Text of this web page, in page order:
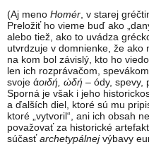
(Aj meno Homér , v starej
Preložiť ho vieme buď ako
alebo tiež, ako to uvádza
utvrdzuje v domnienke, že ako
na kom bol závislý, kto ho
len ich rozprávačom,
svoje άοιδή, ώδή – ódy, spevy,
Sporná je však i jeho
a ďalších diel, ktoré sú mu
ktoré „vytvoril“, ani ich obsah
považovať za historické
súčasťarchetypálnejvýbavy